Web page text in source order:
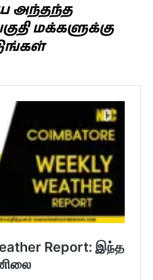
அந்தந்த
மக்களுக்கு